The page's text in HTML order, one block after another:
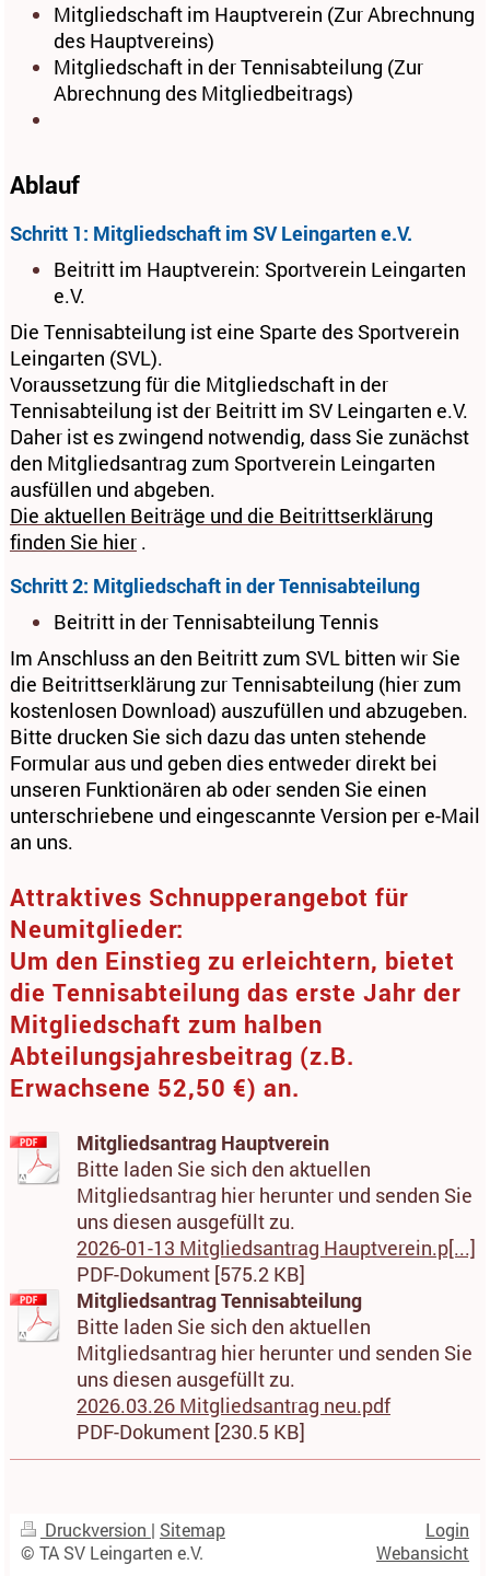
Mitgliedschaft im Hauptverein (Zur Abrechnung
des Hauptvereins)
Mitgliedschaft in der Tennisabteilung (Zur
Abrechnung des Mitgliedbeitrags)
Ablauf
Schritt 1: Mitgliedschaft im SV Leingarten e.V.
Beitritt im Hauptverein: Sportverein Leingarten
e.V.
Die Tennisabteilung ist eine Sparte des Sportverein
Leingarten (SVL).
Voraussetzung für die Mitgliedschaft in der
Tennisabteilung ist der Beitritt im SV Leingarten e.V.
Daher ist es zwingend notwendig, dass Sie zunächst
den Mitgliedsantrag zum Sportverein Leingarten
ausfüllen und abgeben.
Die aktuellen Beiträge und die Beitrittserklärung
finden Sie hier .
Schritt 2: Mitgliedschaft in der Tennisabteilung
Beitritt in der Tennisabteilung Tennis
Im Anschluss an den Beitritt zum SVL bitten wir Sie
die Beitrittserklärung zur Tennisabteilung (hier zum
kostenlosen Download) auszufüllen und abzugeben.
Bitte drucken Sie sich dazu das unten stehende
Formular aus und geben dies entweder direkt bei
unseren Funktionären ab oder senden Sie einen
unterschriebene und eingescannte Version per e-Mail
an uns.
Attraktives Schnupperangebot für
Neumitglieder:
Um den Einstieg zu erleichtern, bietet
die Tennisabteilung das erste Jahr der
Mitgliedschaft zum halben
Abteilungsjahresbeitrag (z.B.
Erwachsene 52,50 €) an.
Mitgliedsantrag Hauptverein
Bitte laden Sie sich den aktuellen
Mitgliedsantrag hier herunter und senden Sie
uns diesen ausgefüllt zu.
2026-01-13 Mitgliedsantrag Hauptverein.p[...]
PDF-Dokument [575.2 KB]
Mitgliedsantrag Tennisabteilung
Bitte laden Sie sich den aktuellen
Mitgliedsantrag hier herunter und senden Sie
uns diesen ausgefüllt zu.
2026.03.26 Mitgliedsantrag neu.pdf
PDF-Dokument [230.5 KB]
Druckversion | Sitemap
© TA SV Leingarten e.V.
Login
Webansicht